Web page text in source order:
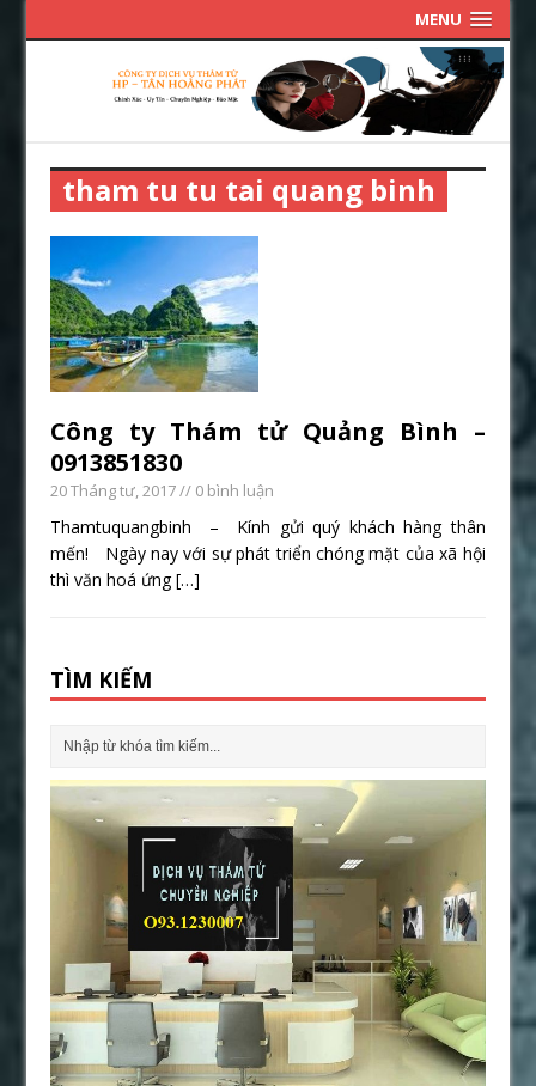
MENU
tham tu tu tai quang binh
Công ty Thám tử Quảng Bình –
0913851830
20 Tháng tư, 2017// 0 bình luận
Thamtuquangbinh – Kính gửi quý khách hàng thân
mến! Ngày nay với sự phát triển chóng mặt của xã hội
thì văn hoá ứng[…]
TÌM KIẾM